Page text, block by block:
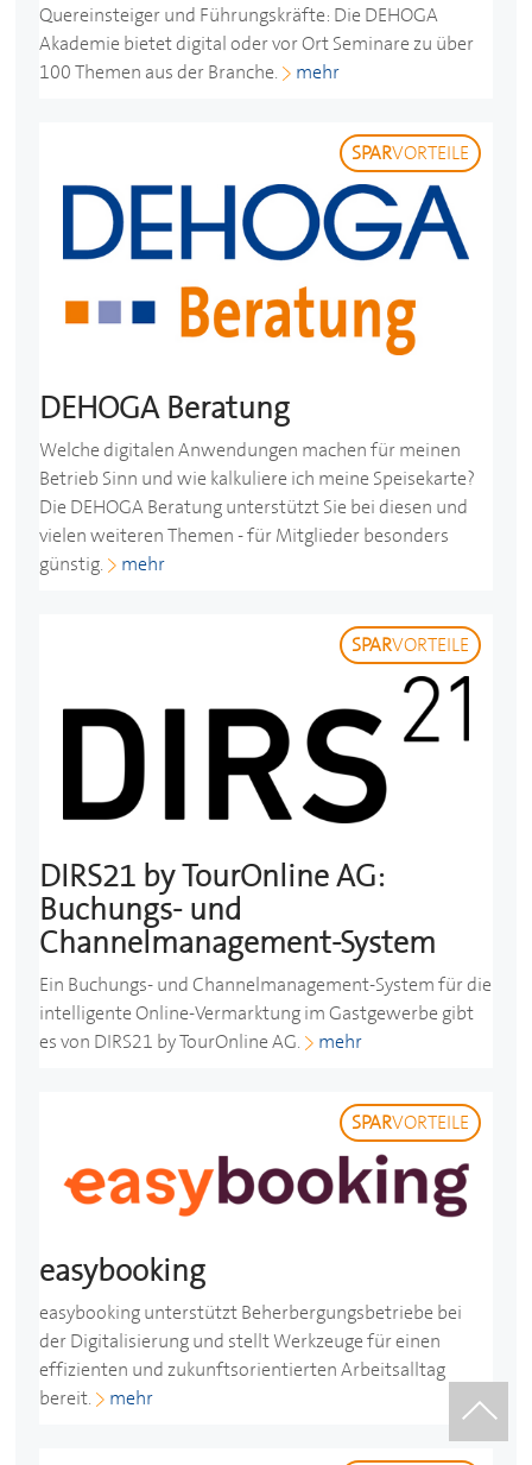
Quereinsteiger und Führungskräfte: DieDEHOGA
Akademie bietet digital oder vor Ort Seminare zu über
100 Themen aus der Branche.
mehr
SPARVORTEILE
DEHOGABeratung
Welche digitalen Anwendungen machen für meinen
Betrieb Sinn und wie kalkuliere ich meine Speisekarte?
DieDEHOGABeratung unterstützt Sie bei diesen und
vielen weiteren Themen - für Mitglieder besonders
günstig.
mehr
SPARVORTEILE
DIRS21 by TourOnline AG:
Buchungs- und
Channelmanagement-System
Ein Buchungs- und Channelmanagement-System für die
intelligente Online-Vermarktung im Gastgewerbe gibt
es von DIRS21 by TourOnline AG.
mehr
SPARVORTEILE
easybooking
easybooking unterstützt Beherbergungsbetriebe bei
der Digitalisierung und stellt Werkzeuge für einen
effizienten und zukunftsorientierten Arbeitsalltag
bereit.
mehr